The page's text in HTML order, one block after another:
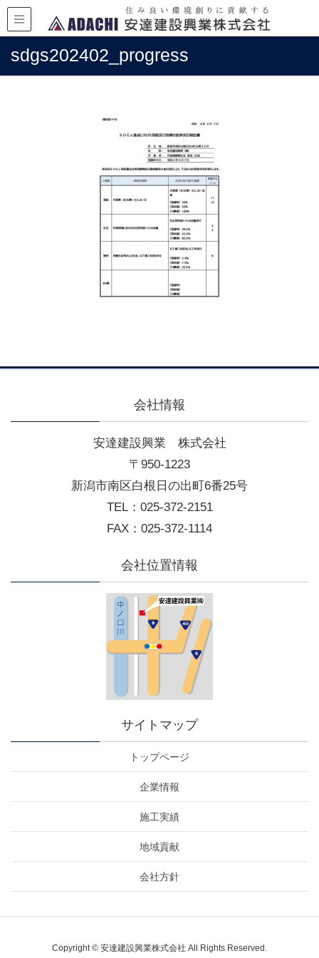
sdgs202402_progress
会社情報
安達建設興業 株式会社
〒950-1223
新潟市南区白根日の出町6番25号
TEL：025-372-2151
FAX：025-372-1114
会社位置情報
サイトマップ
トップページ
企業情報
施工実績
地域貢献
会社方針
Copyright © 安達建設興業株式会社 All Rights Reserved.